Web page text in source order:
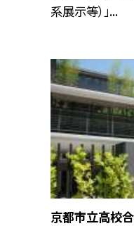
系展示等）」...
京都市立高校